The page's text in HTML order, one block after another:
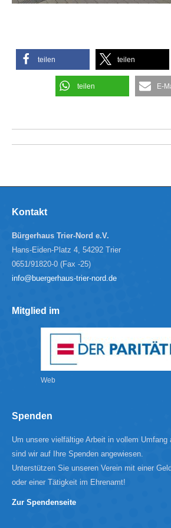
teilen teilen
teilen E-
Kontakt
Bürgerhaus Trier-Nord e.V.
Hans-Eiden-Platz 4, 54292 Trier
0651/91820-0 (Fax -25)
info@buergerhaus-trier-nord.de
Mitglied im
Web
Spenden
Um unsere vielfältige Arbeit in vollem Umfang
sind wir auf Ihre Spenden angewiesen.
Unterstützen Sie unseren Verein mit einer
oder einer Tätigkeit im Ehrenamt!
Zur Spendenseite